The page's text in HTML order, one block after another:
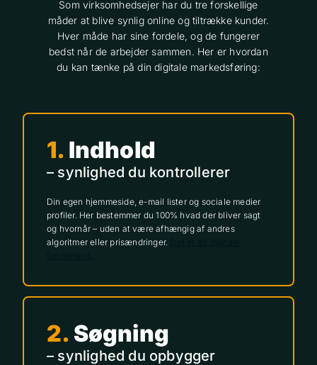
Som virksomhedsejer har du tre forskellige
måder at blive synlig online og tiltrække kunder.
Hver måde har sine fordele, og de fungerer
bedst når de arbejder sammen. Her er hvordan
du kan tænke på din digitale markedsføring:
1. Indhold
– synlighed du kontrollerer
Din egen hjemmeside, e-mail lister og sociale medier
profiler. Her bestemmer du 100% hvad der bliver sagt
og hvornår – uden at være afhængig af andres
algoritmer eller prisændringer.
2. Søgning
– synlighed du opbygger